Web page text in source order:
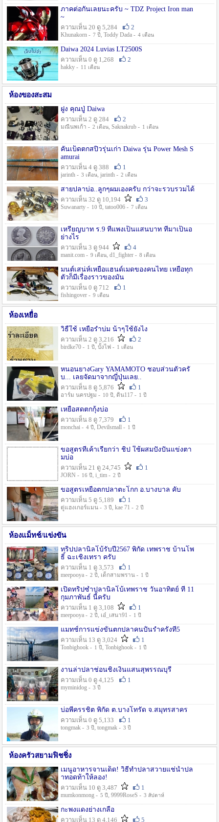
ภาคต่อกันเลยนะครับ ~ TDZ Project Iron man
~
ความเห็น 20 ดู 5,284
2
Khunakorn - 7 ปี , Toddy Dada - 4 เดือน
Daiwa 2024 Luvias LT2500S
ความเห็น 0 ดู 1,268
2
hakky - 11 เดือน
ห้องของสะสม
ฝูง คุณปู่ Daiwa
ความเห็น 2 ดู 284
2
มณีนพเก้า - 2 เดือน, Saknakrub - 1 เดือน
คันเบ็ดตกสปิ๋วรุ่นเก่า Daiwa รุ่น Power Mesh S
amurai
ความเห็น 4 ดู 388
1
jarinth - 3 เดือน, jarinth - 2 เดือน
สายปลาบ่อ..ลูกๆผมเองครับ กว่าจะรวบรวมได้
ความเห็น 32 ดู 10,194
3
Suwanarty - 10 ปี , tatoo006 - 7 เดือน
เหรียญบาท ร.9 ที่แพงเป็นแสนบาท ที่มาเป็นอ
ย่างไร
ความเห็น 3 ดู 944
4
manit.com - 9 เดือน, d1_fighter - 8 เดือน
มนต์เสน่ห์เหยื่อแฮนด์เมดของคนไทย เหยื่อทุก
ตัวก็มีเรื่องราวของมัน
ความเห็น 0 ดู 712
1
fishingover - 9 เดือน
ห้องเหยื่อ
วิธืใช้ เหยื่อรำบ่ม น้าๆใช้ยังไง
ความเห็น 2 ดู 3,216
2
birdke70 - 1 ปี , บั้งไฟ - 1 เดือน
หนอนยางGary YAMAMOTO ชอบส่วนตัวครั
บ... เลยจัดมาจากญี่ปุ่นเลย..
ความเห็น 8 ดู 5,876
1
อาร์ม นครปฐม - 10 ปี , ดิน117 - 1 ปี
เหยื่อสดตกกุ้งบ่อ
ความเห็น 8 ดู 7,379
1
monchai - 4 ปี , Devilsmall - 1 ปี
ขอสูตรที่เค้าเรียกว่า ชิป ใช้ผสมปังปั่นแข่งตา
มบ่อ
ความเห็น 21 ดู 24,745
1
JORN - 16 ปี , i_tim - 2 ปี
ขอสูตรเหยื่อตกปลาตะโกก อ.บางบาล คับ
ความเห็น 5 ดู 5,189
1
ตู่แฮงเกอร์แมน - 3 ปี , kae 71 - 2 ปี
ห้องแม็ทช์/แข่งขัน
ทริปปลานิลโบ้รับปี2567 พิกัด เทพราช บ้านโพ
ธิ์ ฉะเชิงเทรา ครับ
ความเห็น 1 ดู 3,573
1
meepooya - 2 ปี , เด็กสามพราน - 1 ปี
เปิดทริปซ้ำปลานิลโบ้เทพราช วันอาทิตย์ ที่ 11
กุมภาพันธ์ นี้ครับ
ความเห็น 1 ดู 3,108
1
meepooya - 2 ปี , เอ๋_เสนา91 - 1 ปี
แมทช์การแข่งขั้นตกปลาคนปั้นรำครั้งที่5
ความเห็น 13 ดู 3,024
1
Tonbighook - 1 ปี , Tonbighook - 1 ปี
งานล่าปลาช่อนชิงเงินแสนสุพรรณบุรี
ความเห็น 0 ดู 4,125
1
myminidog - 3 ปี
บ่อพี่ครรชิต พิกัด ต.บางโทรัด จ.สมุทรสาคร
ความเห็น 0 ดู 5,133
1
tongmak - 3 ปี , tongmak - 3 ปี
ห้องครัวสยามฟิชชิ่ง
เมนูอาหารจานเด็ด! วิธีทำปลาสวายแช่น้ำปล
าทอดท้าให้ลอง!
ความเห็น 10 ดู 3,487
1
mumkonmong - 5 ปี , 9999RoseS - 3 สัปดาห์
กะพงแดงย่างเกลือ
ความเห็น 13 ดู 4,146
5